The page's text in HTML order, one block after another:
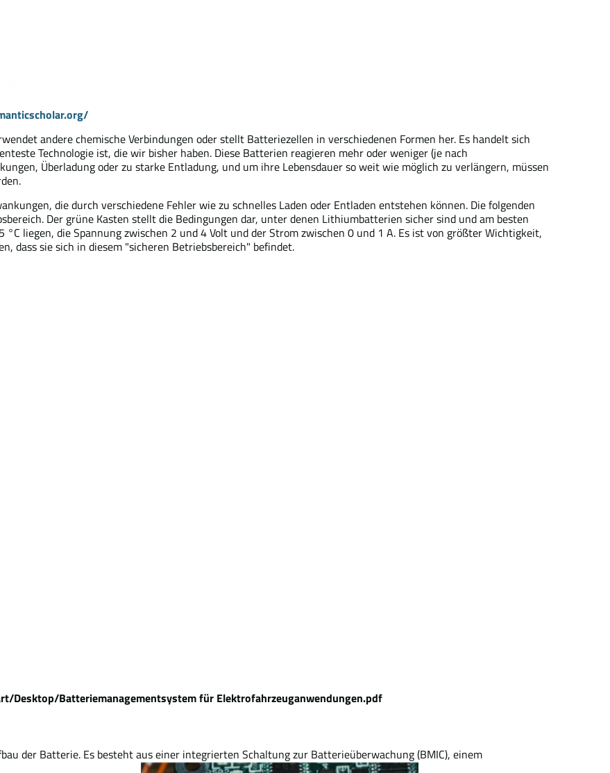
andere chemische Verbindungen oder stellt Batteriezellen in verschiedenen Formen her. Es handelt sich
Technologie ist, die wir bisher haben. Diese Batterien reagieren mehr oder weniger (je nach
Überladung oder zu starke Entladung, und um ihre Lebensdauer so weit wie möglich zu verlängern, müssen
die durch verschiedene Fehler wie zu schnelles Laden oder Entladen entstehen können. Die folgenden
Der grüne Kasten stellt die Bedingungen dar, unter denen Lithiumbatterien sicher sind und am besten
liegen, die Spannung zwischen 2 und 4 Volt und der Strom zwischen 0 und 1 A. Es ist von größter Wichtigkeit,
dass sie sich in diesem "sicheren Betriebsbereich" befindet.
Desktop/Batteriemanagementsystem für Elektrofahrzeuganwendungen.pdf
der Batterie. Es besteht aus einer integrierten Schaltung zur Batterieüberwachung (BMIC), einem